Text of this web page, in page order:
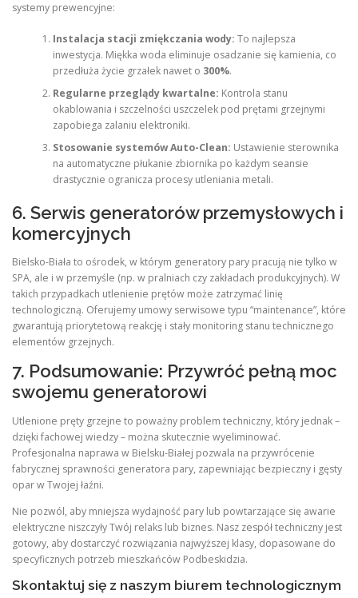
systemy prewencyjne:
Instalacja stacji zmiękczania wody: To najlepsza
inwestycja. Miękka woda eliminuje osadzanie się kamienia, co
przedłuża życie grzałek nawet o 300%.
Regularne przeglądy kwartalne: Kontrola stanu
okablowania i szczelności uszczelek pod prętami grzejnymi
zapobiega zalaniu elektroniki.
Stosowanie systemów Auto-Clean: Ustawienie sterownika
na automatyczne płukanie zbiornika po każdym seansie
drastycznie ogranicza procesy utleniania metali.
6. Serwis generatorów przemysłowych i
komercyjnych
Bielsko-Biała to ośrodek, w którym generatory pary pracują nie tylko w
SPA, ale i w przemyśle (np. w pralniach czy zakładach produkcyjnych). W
takich przypadkach utlenienie prętów może zatrzymać linię
technologiczną. Oferujemy umowy serwisowe typu “maintenance”, które
gwarantują priorytetową reakcję i stały monitoring stanu technicznego
elementów grzejnych.
7. Podsumowanie: Przywróć pełną moc
swojemu generatorowi
Utlenione pręty grzejne to poważny problem techniczny, który jednak –
dzięki fachowej wiedzy – można skutecznie wyeliminować.
Profesjonalna naprawa w Bielsku-Białej pozwala na przywrócenie
fabrycznej sprawności generatora pary, zapewniając bezpieczny i gęsty
opar w Twojej łaźni.
Nie pozwól, aby mniejsza wydajność pary lub powtarzające się awarie
elektryczne niszczyły Twój relaks lub biznes. Nasz zespół techniczny jest
gotowy, aby dostarczyć rozwiązania najwyższej klasy, dopasowane do
specyficznych potrzeb mieszkańców Podbeskidzia.
Skontaktuj się z naszym biurem technologicznym